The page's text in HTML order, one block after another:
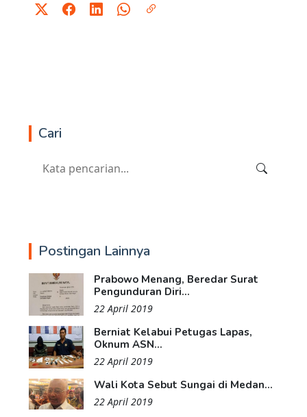
Cari
Postingan Lainnya
Prabowo Menang, Beredar Surat
Pengunduran Diri...
22 April 2019
Berniat Kelabui Petugas Lapas,
Oknum ASN...
22 April 2019
Wali Kota Sebut Sungai di Medan...
22 April 2019